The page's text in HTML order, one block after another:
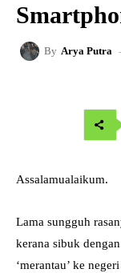
By Arya Putra
Assalamualaikum.
Lama sungguh
kerana sibuk
‘merantau’ ke